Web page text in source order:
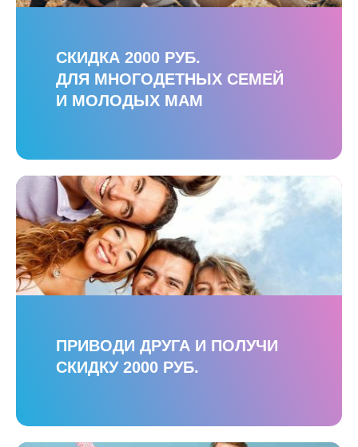
СКИДКА 2000 РУБ.
ДЛЯ МНОГОДЕТНЫХ СЕМЕЙ
И МОЛОДЫХ МАМ
ПРИВОДИ ДРУГА И ПОЛУЧИ
СКИДКУ 2000 РУБ.